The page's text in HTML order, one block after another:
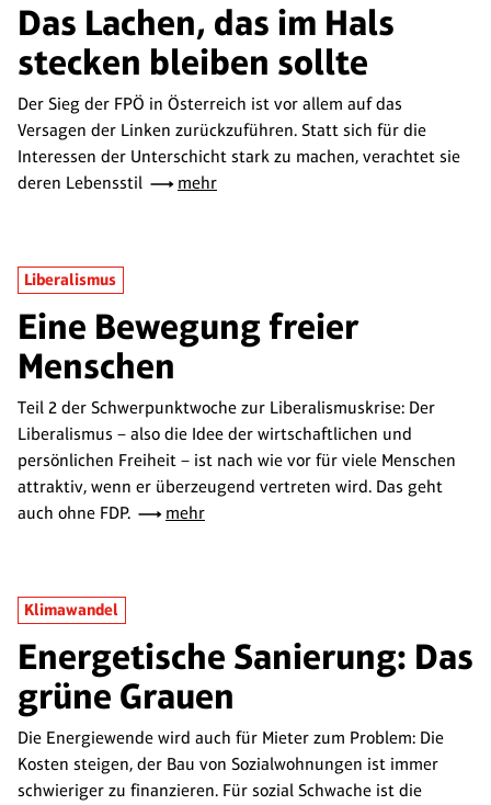
Das Lachen, das im Hals
stecken bleiben sollte
Der Sieg der FPÖ in Österreich ist vor allem auf das
Versagen der Linken zurückzuführen. Statt sich für die
Interessen der Unterschicht stark zu machen, verachtet sie
deren Lebensstil
mehr
Liberalismus
Eine Bewegung freier
Menschen
Teil 2 der Schwerpunktwoche zur Liberalismuskrise: Der
Liberalismus – also die Idee der wirtschaftlichen und
persönlichen Freiheit – ist nach wie vor für viele Menschen
attraktiv, wenn er überzeugend vertreten wird. Das geht
auch ohne FDP.
mehr
Klimawandel
Energetische Sanierung: Das
grüne Grauen
Die Energiewende wird auch für Mieter zum Problem: Die
Kosten steigen, der Bau von Sozialwohnungen ist immer
schwieriger zu finanzieren. Für sozial Schwache ist die